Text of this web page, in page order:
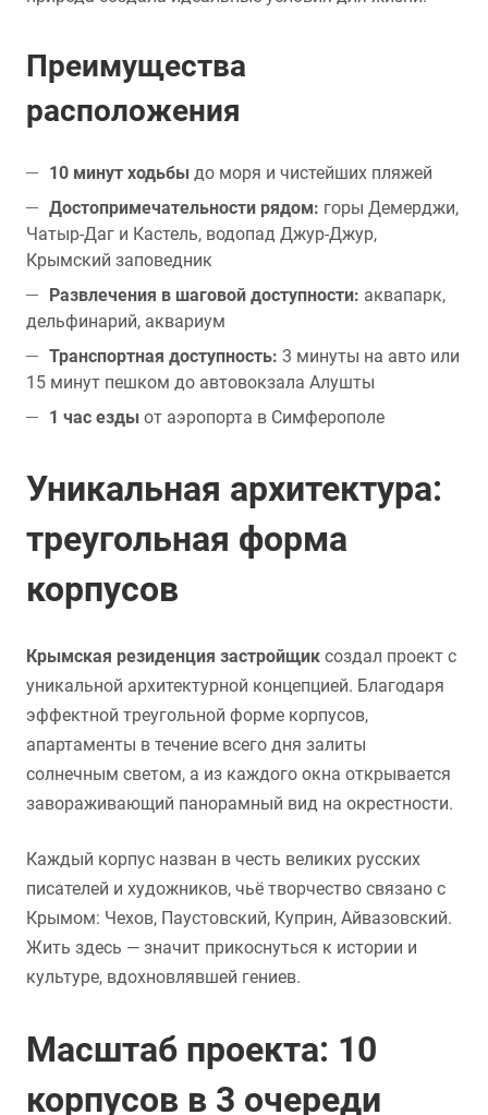
Преимущества
расположения
10 минут ходьбы до моря и чистейших пляжей
Достопримечательности рядом: горы Демерджи,
Чатыр-Даг и Кастель, водопад Джур-Джур,
Крымский заповедник
Развлечения в шаговой доступности: аквапарк,
дельфинарий, аквариум
Транспортная доступность: 3 минуты на авто или
15 минут пешком до автовокзала Алушты
1 час езды от аэропорта в Симферополе
Уникальная архитектура:
треугольная форма
корпусов
Крымская резиденция застройщик создал проект с
уникальной архитектурной концепцией. Благодаря
эффектной треугольной форме корпусов,
апартаменты в течение всего дня залиты
солнечным светом, а из каждого окна открывается
завораживающий панорамный вид на окрестности.
Каждый корпус назван в честь великих русских
писателей и художников, чьё творчество связано с
Крымом: Чехов, Паустовский, Куприн, Айвазовский.
Жить здесь — значит прикоснуться к истории и
культуре, вдохновлявшей гениев.
Масштаб проекта: 10
корпусов в 3 очереди